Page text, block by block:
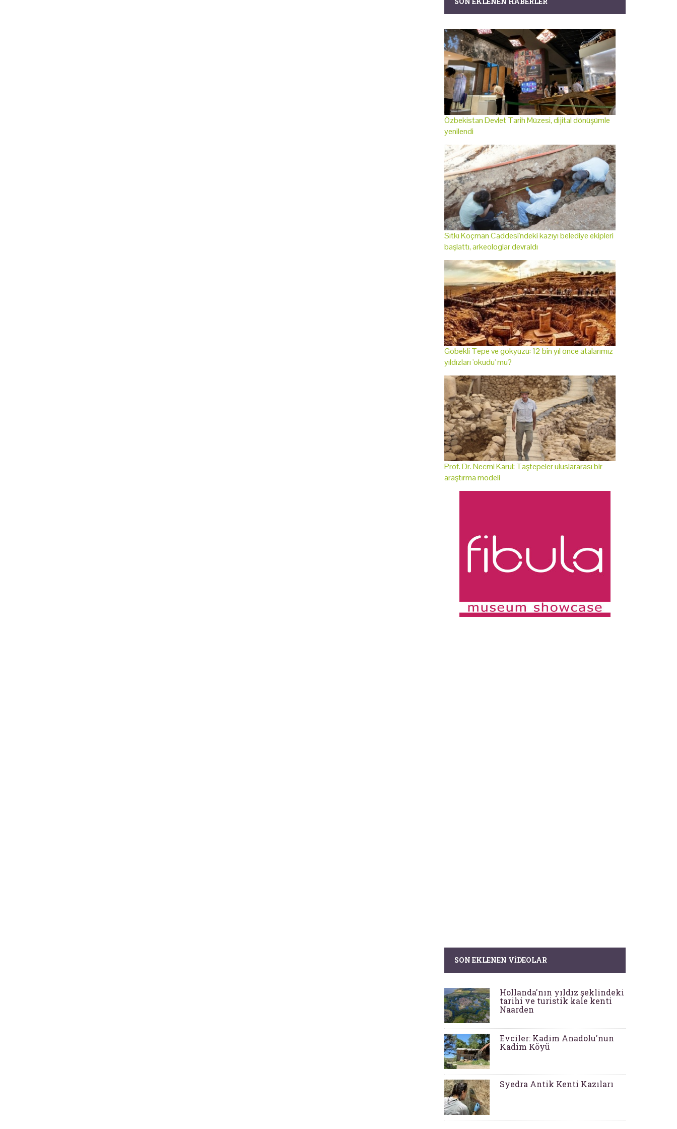
Özbekistan Devlet Tarih Müzesi, dijital dönüşümle
yenilendi
Sıtkı Koçman Caddesi'ndeki kazıyı belediye ekipleri
başlattı, arkeologlar devraldı
Göbekli Tepe ve gökyüzü: 12 bin yıl önce atalarımız
yıldızları 'okudu' mu?
Prof. Dr. Necmi Karul: Taştepeler uluslararası bir
araştırma modeli
SON EKLENEN VIDEOLAR
Hollanda'nın yıldız şeklindeki
tarihi ve turistik kale kenti
Naarden
Evciler: Kadim Anadolu'nun
Kadim Köyü
Syedra Antik Kenti Kazıları